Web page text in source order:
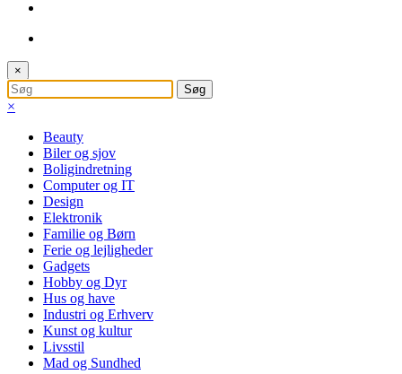
×
×
Beauty
Biler og sjov
Boligindretning
Computer og IT
Design
Elektronik
Familie og Børn
Ferie og lejligheder
Gadgets
Hobby og Dyr
Hus og have
Industri og Erhverv
Kunst og kultur
Livsstil
Mad og Sundhed